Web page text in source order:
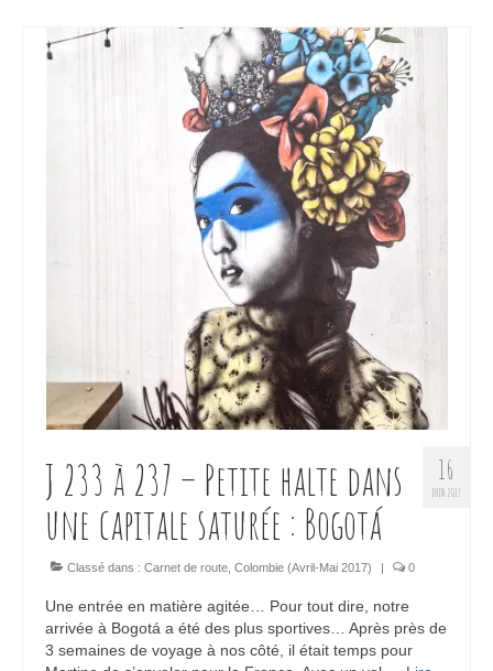
16
JUIN 2017
J 233 à 237 – Petite halte dans
une capitale saturée : Bogotá
Classé dans : Carnet de route Colombie (Avril-Mai 2017) | 0
Une entrée en matière agitée… Pour tout dire, notre
arrivée à Bogotá a été des plus sportives… Après près de
3 semaines de voyage à nos côté, il était temps pour